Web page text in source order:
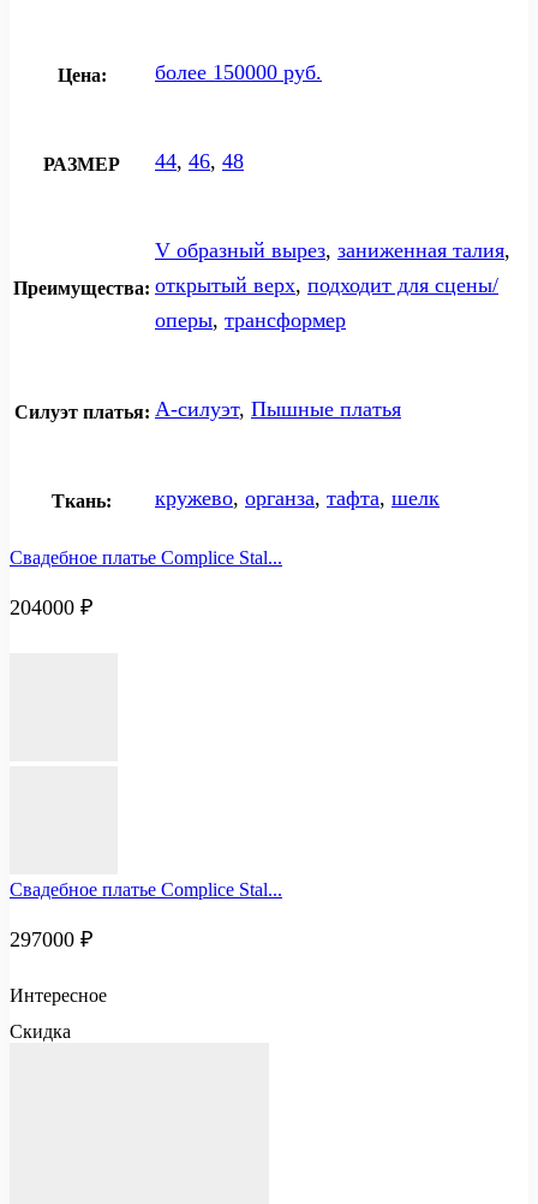
Цена: более 150000 руб.
РАЗМЕР 44, 46, 48
Преимущества:
V образный вырез, заниженная талия,
открытый верх, подходит для сцены/
оперы, трансформер
Силуэт платья: А-силуэт, Пышные платья
Ткань: кружево, органза, тафта, шелк
Свадебное платье Complice Stal...
204000 ₽
Свадебное платье Complice Stal...
297000 ₽
Интересное
Скидка